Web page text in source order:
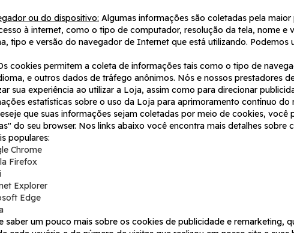
ou do dispositivo: Algumas informações são coletadas pela
à internet, como o tipo de computador, resolução da tela, nome
tipo e versão do navegador de Internet que está utilizando. Podemos
cookies permitem a coleta de informações tais como o tipo de
e outros dados de tráfego anônimos. Nós e nossos prestadores
sua experiência ao utilizar a Loja, assim como para direcionar
estatísticas sobre o uso da Loja para aprimoramento contínuo do
que suas informações sejam coletadas por meio de cookies,
do seu browser. Nos links abaixo você encontra mais detalhes
populares:
Chrome
Firefox
Explorer
Edge
saber um pouco mais sobre os cookies de publicidade e remarketing,